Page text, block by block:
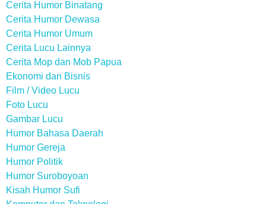
Cerita Humor Binatang
Cerita Humor Dewasa
Cerita Humor Umum
Cerita Lucu Lainnya
Cerita Mop dan Mob Papua
Ekonomi dan Bisnis
Film / Video Lucu
Foto Lucu
Gambar Lucu
Humor Bahasa Daerah
Humor Gereja
Humor Politik
Humor Suroboyoan
Kisah Humor Sufi